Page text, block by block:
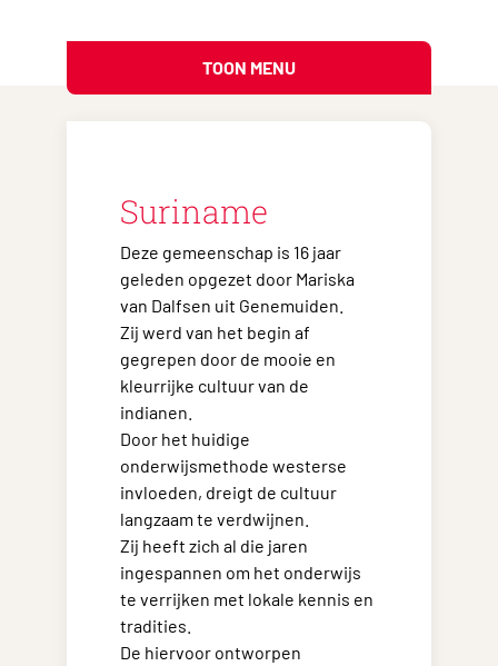
TOON MENU
Suriname
Deze gemeenschap is 16 jaar
geleden opgezet door Mariska
van Dalfsen uit Genemuiden.
Zij werd van het begin af
gegrepen door de mooie en
kleurrijke cultuur van de
indianen.
Door het huidige
onderwijsmethode westerse
invloeden, dreigt de cultuur
langzaam te verdwijnen.
Zij heeft zich al die jaren
ingespannen om het onderwijs
te verrijken met lokale kennis en
tradities.
De hiervoor ontworpen